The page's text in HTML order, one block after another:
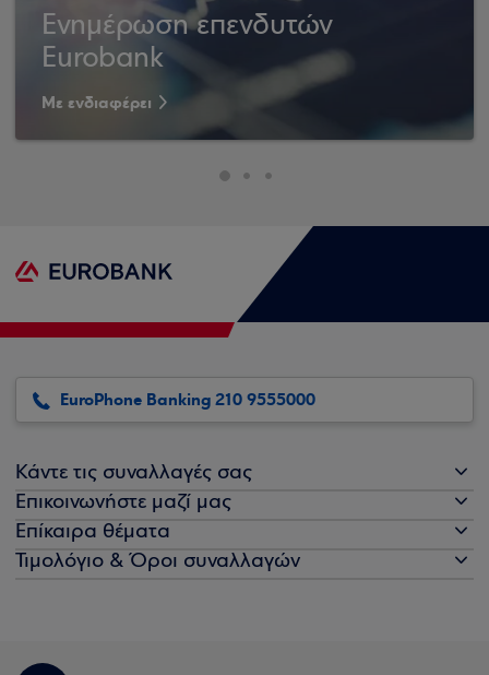
Ενημέρωση επενδυτών
Eurobank
Με ενδιαφέρει
EuroPhone Banking 210 9555000
Κάντε τις συναλλαγές σας
Επικοινωνήστε μαζί μας
Επίκαιρα θέματα
Τιμολόγιο & Όροι συναλλαγών